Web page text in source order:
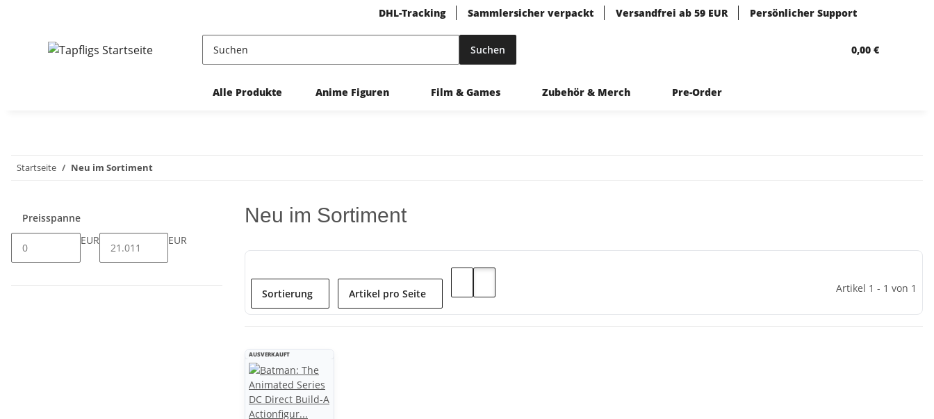
DHL-Tracking Sammlersicher verpackt Versandfrei ab 59 EUR Persönlicher Support
Suchen 0,00 €
Alle Produkte Anime Figuren Film & Games Zubehör & Merch Pre-Order
Startseite Neu im Sortiment
Neu im Sortiment
Sortierung Artikel pro Seite Artikel 1 - 1 von 1
AUSVERKAUFT
Preisspanne
EUR
EUR